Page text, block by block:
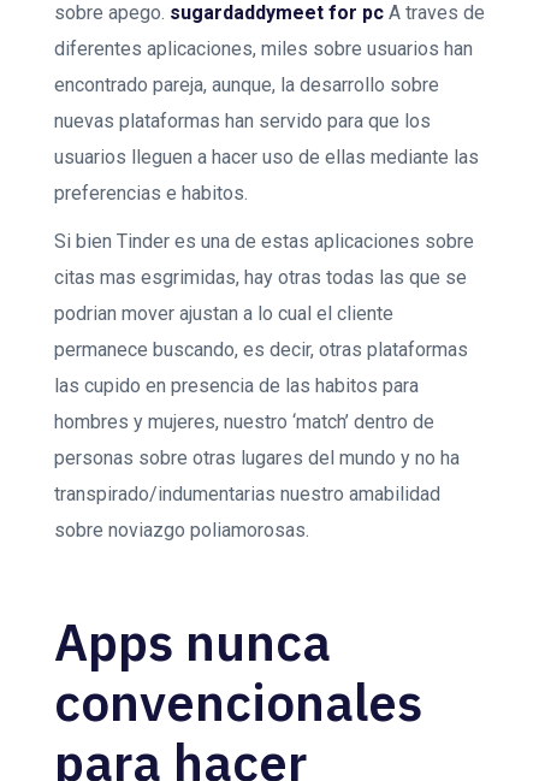
sobre apego. sugardaddymeet for pc A traves de
diferentes aplicaciones, miles sobre usuarios han
encontrado pareja, aunque, la desarrollo sobre
nuevas plataformas han servido para que los
usuarios lleguen a hacer uso de ellas mediante las
preferencias e habitos.
Si bien Tinder es una de estas aplicaciones sobre
citas mas esgrimidas, hay otras todas las que se
podri­an mover ajustan a lo cual el cliente
permanece buscando, es decir, otras plataformas
las cupido en presencia de las habitos para
hombres y mujeres, nuestro ‘match’ dentro de
personas sobre otras lugares del mundo y no ha
transpirado/indumentarias nuestro amabilidad
sobre noviazgo poliamorosas.
Apps nunca
convencionales
para hacer